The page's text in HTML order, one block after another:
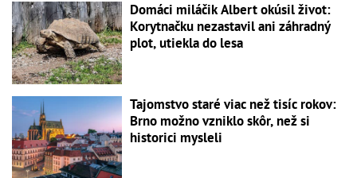
Domáci miláčik Albert okúsil život:
Korytnačku nezastavil ani záhradný
plot, utiekla do lesa
Tajomstvo staré viac než tisíc rokov:
Brno možno vzniklo skôr, než si
historici mysleli